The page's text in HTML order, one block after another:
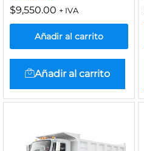
$9,550.00 + IVA
Añadir al carrito
Añadir al carrito